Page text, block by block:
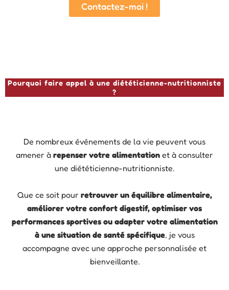
Contactez-moi !
Pourquoi faire appel à une diététicienne-nutritionniste
?
De nombreux événements de la vie peuvent vous
amener à repenser votre alimentation et à consulter
une diététicienne-nutritionniste.
Que ce soit pour retrouver un équilibre alimentaire,
améliorer votre confort digestif, optimiser vos
performances sportives ou adapter votre alimentation
à une situation de santé spécifique, je vous
accompagne avec une approche personnalisée et
bienveillante.